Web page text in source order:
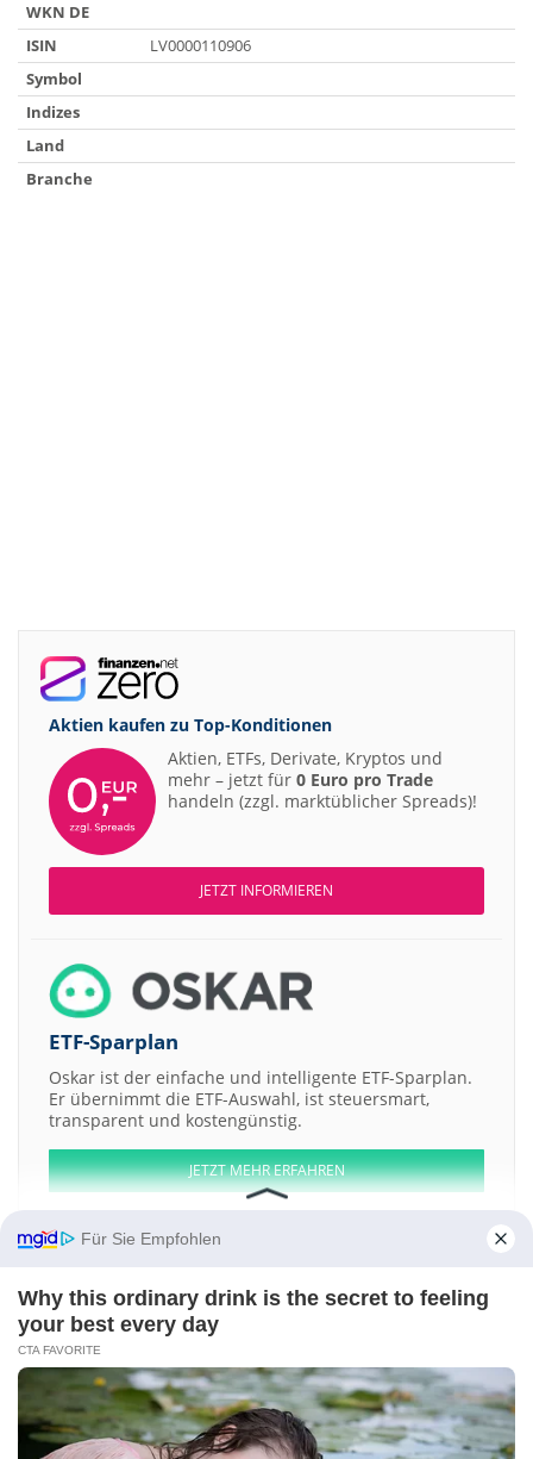
WKN DE
ISIN
LV0000110906
Symbol
Indizes
Land
Branche
Aktien kaufen zu Top-Konditionen
Aktien, ETFs, Derivate, Kryptos und
mehr – jetzt für 0 Euro pro Trade
handeln (zzgl. marktüblicher Spreads)!
JETZT INFORMIEREN
ETF-Sparplan
Oskar ist der einfache und intelligente ETF-Sparplan.
Er übernimmt die ETF-Auswahl, ist steuersmart,
transparent und kostengünstig.
JETZT MEHR ERFAHREN
Aktien ATX DAX EuroStoxx 50 Dow Jones NASDAQ 100 Nikkei 225
Weitere Aktien:
Patriot Acquisition a SRX Global Masterworks Vault 4 LLC Regisered
Shs of Benef Interest Series -366- SK hynix ADR Ellos
Kontakt-Impressum-Werbung-Barrierefreiheit
Für Sie Empfohlen
Why this ordinary drink is the secret to feeling
your best every day
CTA FAVORITE